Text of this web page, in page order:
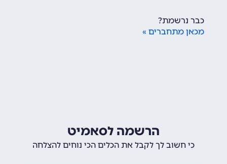
כבר נרשמת?
מכאן מתחברים »
הרשמה לסאמיט
כי חשוב לך לקבל את הכלים הכי נוחים להצלחה